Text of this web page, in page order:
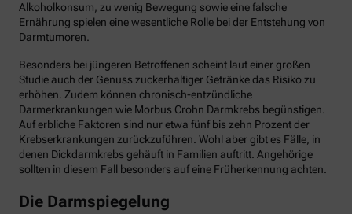
Alkoholkonsum, zu wenig Bewegung sowie eine falsche
Ernährung spielen eine wesentliche Rolle bei der Entstehung von
Darmtumoren.
Besonders bei jüngeren Betroffenen scheint laut einer großen
Studie auch der Genuss zuckerhaltiger Getränke das Risiko zu
erhöhen. Zudem können chronisch-entzündliche
Darmerkrankungen wie Morbus Crohn Darmkrebs begünstigen.
Auf erbliche Faktoren sind nur etwa fünf bis zehn Prozent der
Krebserkrankungen zurückzuführen. Wohl aber gibt es Fälle, in
denen Dickdarmkrebs gehäuft in Familien auftritt. Angehörige
sollten in diesem Fall besonders auf eine Früherkennung achten.
Die Darmspiegelung